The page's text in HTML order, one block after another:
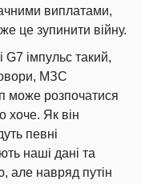
виплатами,
це зупинити війну.
G7 імпульс такий,
МЗС
може розпочатися
хоче. Як він
певні
наші дані та
але навряд путін